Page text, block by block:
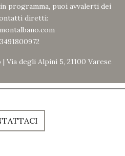
programma, puoi avvalerti dei
diretti:
Via degli Alpini 5, 21100 Varese